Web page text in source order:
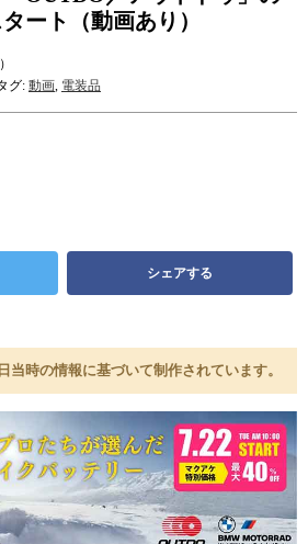
ート（動画あり）
グ: 動画, 電装品
シェアする
当時の情報に基づいて制作されています。